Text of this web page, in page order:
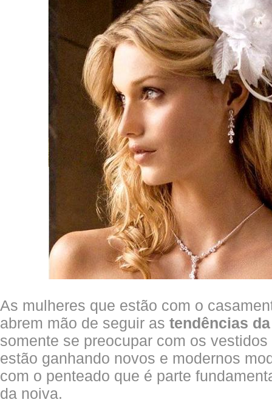
As mulheres que estão com o
abrem mão de seguir as tendências
somente se preocupar com os
estão ganhando novos e modernos
com o penteado que é parte
da noiva.